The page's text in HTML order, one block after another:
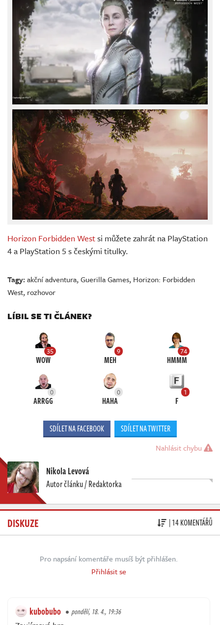
Horizon Forbidden Westsi můžete zahrát na PlayStation
4 a PlayStation 5 s českými titulky.
Tagy:akční adventura,Guerilla Games, Horizon: Forbidden
West, rozhovor
LÍBIL SE TI ČLÁNEK?
35
WOW
9
MEH
74
HMMM
0
ARRGG
0
HAHA
1
F
SDÍLET NA FACEBOOK SDÍLET NA TWITTER
Nahlásit chybu
Nikola Levová
Autor článku / Redaktorka
DISKUZE | 14 KOMENTÁŘŮ
Pro napsání komentáře musíš být přihlášen.
Přihlásit se
kubobubo pondělí, 18. 4., 19:36